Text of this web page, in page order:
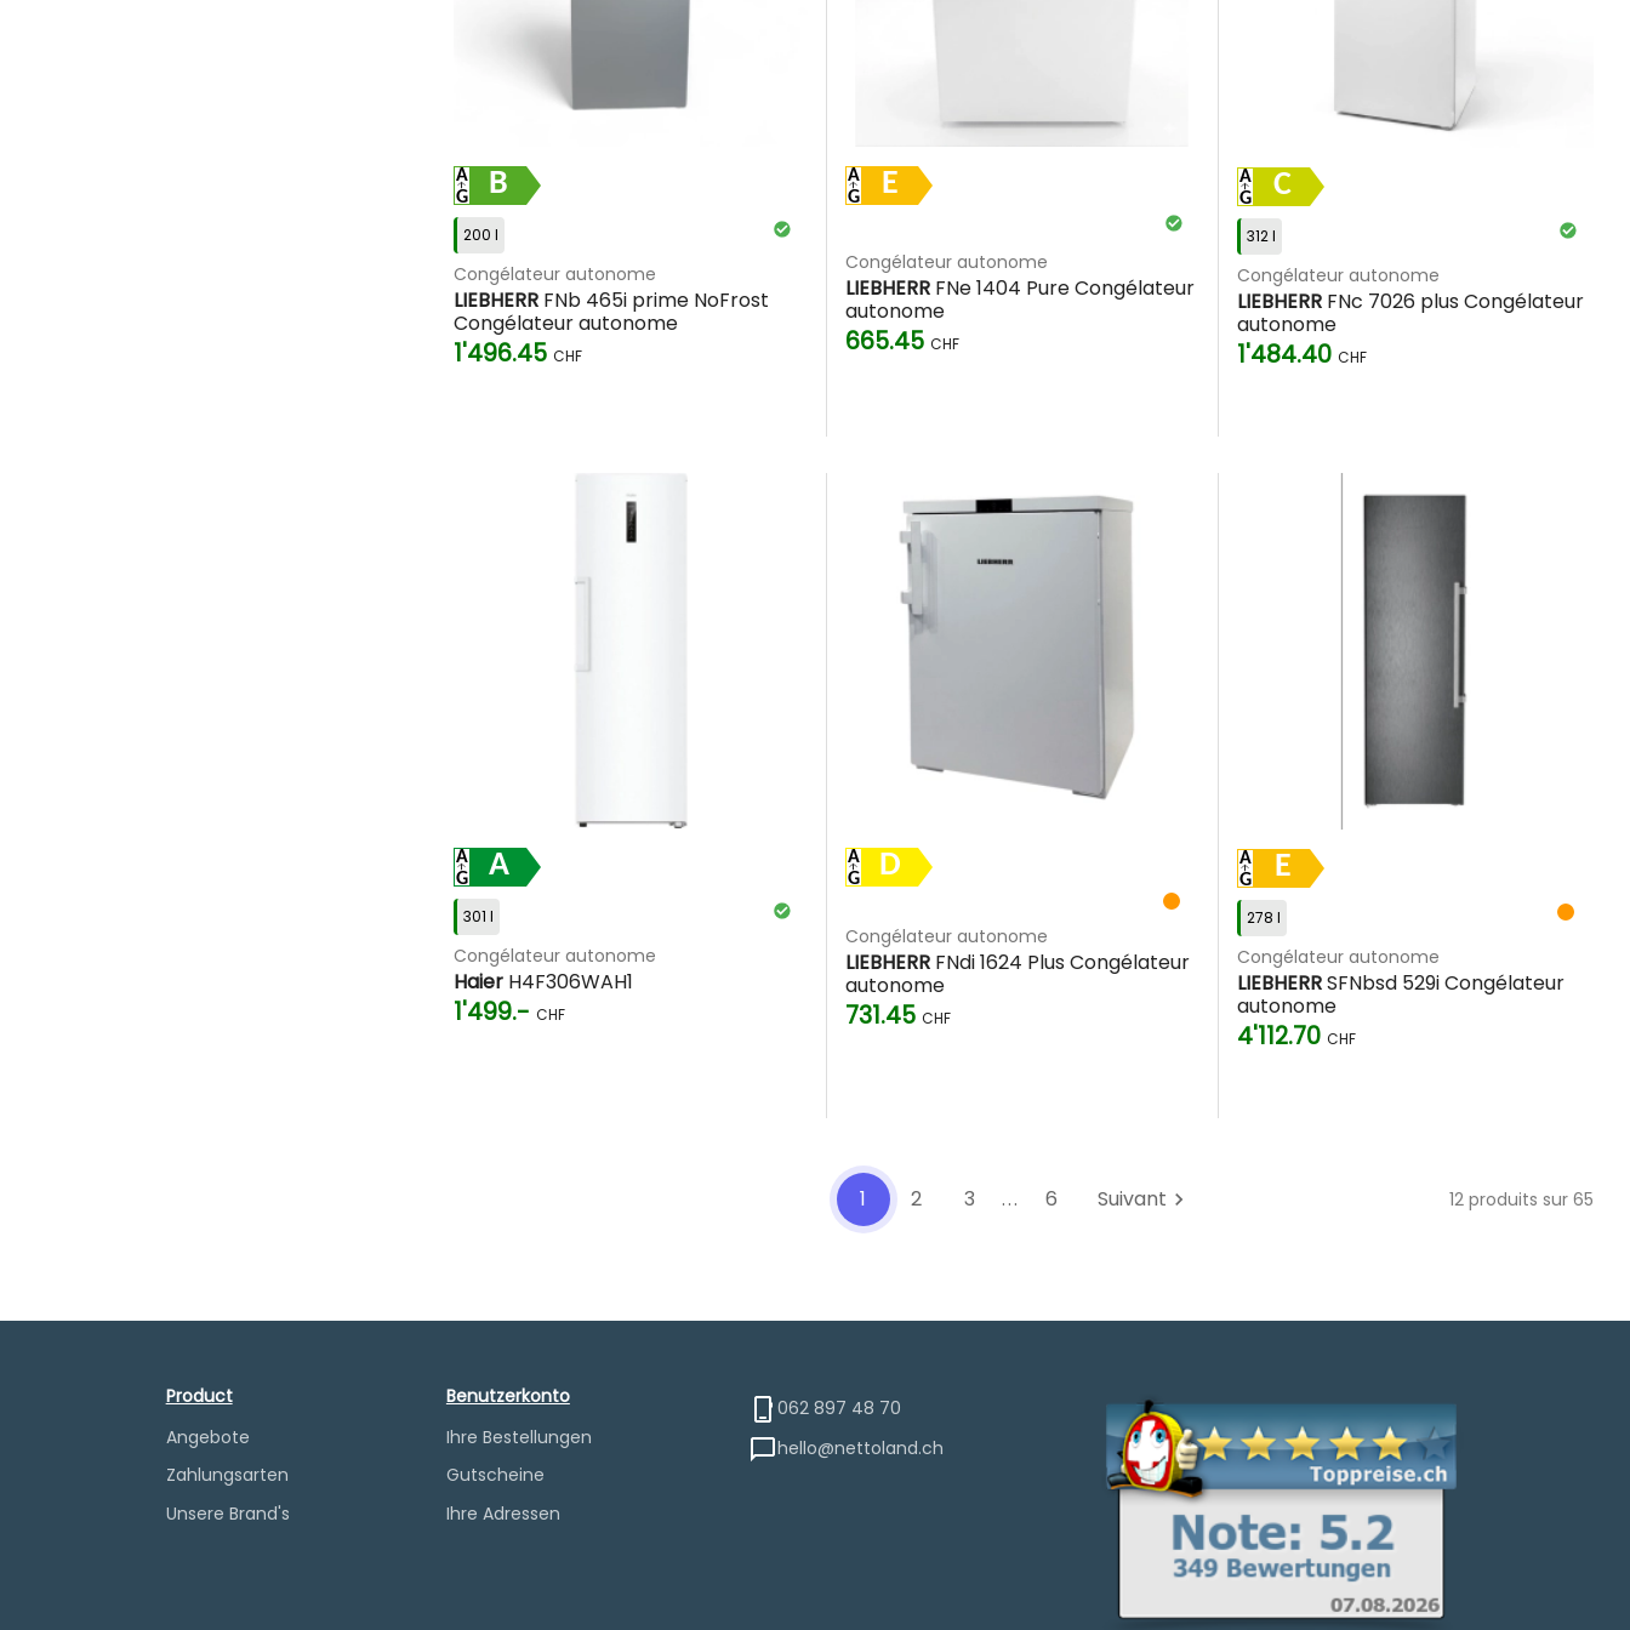
consommation d'énergie. Un léger espace avec le mur est recommandé pour une circulation d'air optimale.
Conclusion : La qualité est un investissement rentable
, nous privilégions des fabricants de renom qui garantissent longévité et excellence
de service. Du modèle compact pour célibataire au géant de la congélation pour les passionnés de cuisine — avec le bon choix, vous vous assurez fraîcheur et plaisir gourmand à tout
B
200 l
Congélateur autonome
LIEBHERRFNb 465i prime NoFrost
Congélateur autonome
1'496.45 CHF
E
Congélateur autonome
LIEBHERRFNe 1404 Pure Congélateur
autonome
665.45 CHF
C
312 l
Congélateur autonome
LIEBHERR FNc 7026 plus Congélateur
autonome
1'484.40CHF
A
301 l
Congélateur autonome
HaierH4F306WAH1
1'499.- CHF
D
Congélateur autonome
LIEBHERRFNdi 1624 Plus Congélateur
autonome
731.45 CHF
E
278 l
Congélateur autonome
LIEBHERRSFNbsd 529i Congélateur
autonome
4'112.70CHF
1 2 3 ... 6 Suivant chevron_right 12 produits sur 65
Product
Angebote
Zahlungsarten
Unsere Brand's
Benutzerkonto
Ihre Bestellungen
Gutscheine
Ihre Adressen
062 897 48 70
hello@nettoland.ch